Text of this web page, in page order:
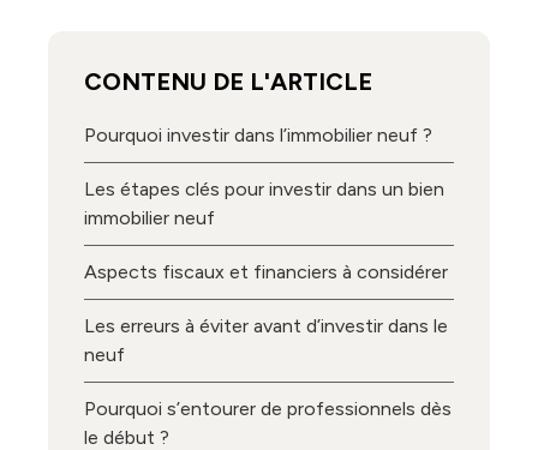
CONTENU DE L'ARTICLE
Pourquoi investir dans l’immobilier neuf ?
Les étapes clés pour investir dans un bien
immobilier neuf
Aspects fiscaux et financiers à considérer
Les erreurs à éviter avant d’investir dans le
neuf
Pourquoi s’entourer de professionnels dès
le début ?